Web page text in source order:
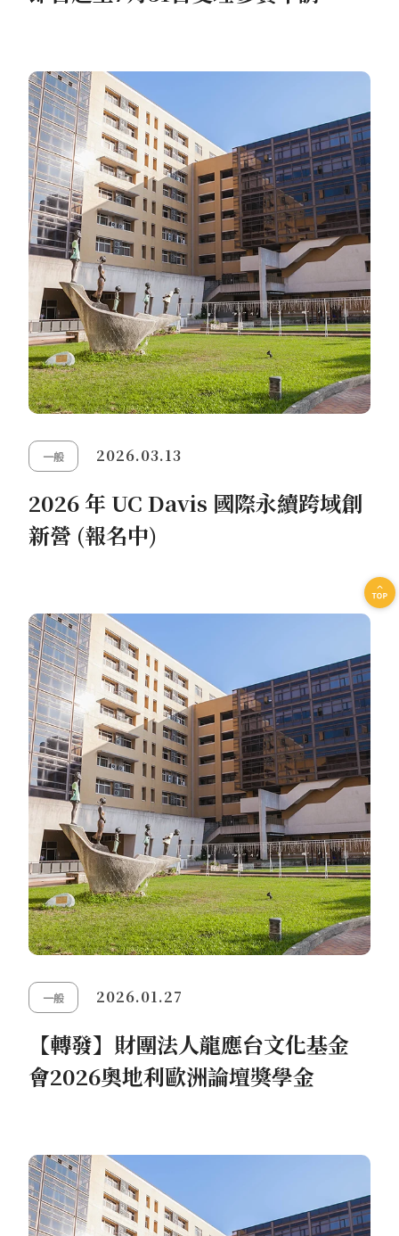
一般 2026.03.13
2026 年 UC Davis 國際永續跨域創
新營 (報名中)
一般 2026.01.27
【轉發】財團法人龍應台文化基金
會2026奧地利歐洲論壇獎學金